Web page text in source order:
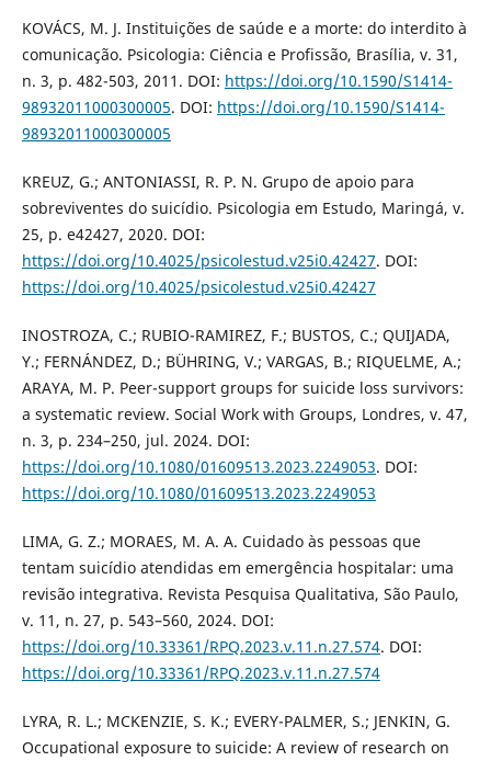
KOVÁCS, M. J. Instituições de saúde e a morte: do interdito à
comunicação. Psicologia: Ciência e Profissão, Brasília, v. 31,
n. 3, p. 482-503, 2011. DOI: https://doi.org/10.1590/S1414-
98932011000300005. DOI: https://doi.org/10.1590/S1414-
98932011000300005
KREUZ, G.; ANTONIASSI, R. P. N. Grupo de apoio para
sobreviventes do suicídio. Psicologia em Estudo, Maringá, v.
25, p. e42427, 2020. DOI:
https://doi.org/10.4025/psicolestud.v25i0.42427. DOI:
https://doi.org/10.4025/psicolestud.v25i0.42427
INOSTROZA, C.; RUBIO-RAMIREZ, F.; BUSTOS, C.; QUIJADA,
Y.; FERNÁNDEZ, D.; BÜHRING, V.; VARGAS, B.; RIQUELME, A.;
ARAYA, M. P. Peer-support groups for suicide loss survivors:
a systematic review. Social Work with Groups, Londres, v. 47,
n. 3, p. 234–250, jul. 2024. DOI:
https://doi.org/10.1080/01609513.2023.2249053. DOI:
https://doi.org/10.1080/01609513.2023.2249053
LIMA, G. Z.; MORAES, M. A. A. Cuidado às pessoas que
tentam suicídio atendidas em emergência hospitalar: uma
revisão integrativa. Revista Pesquisa Qualitativa, São Paulo,
v. 11, n. 27, p. 543–560, 2024. DOI:
https://doi.org/10.33361/RPQ.2023.v.11.n.27.574. DOI:
https://doi.org/10.33361/RPQ.2023.v.11.n.27.574
LYRA, R. L.; MCKENZIE, S. K.; EVERY-PALMER, S.; JENKIN, G.
Occupational exposure to suicide: A review of research on